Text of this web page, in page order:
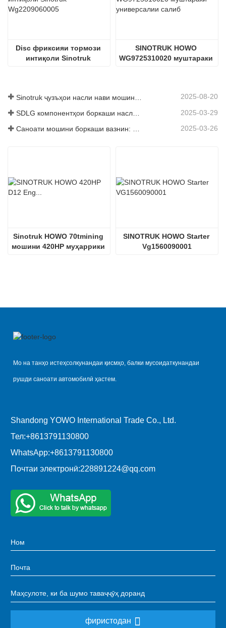
Disc фриксияи тормози
интиқоли Sinotruk
SINOTRUK HOWO
WG9725310020 муштараки
2025-08-20
2025-03-29
Саноати мошини боркаши вазнин: Энергетика ва содироти нав ҳамчун ронандагони дугоник, ки дар қисмҳои маҳаллӣ корхонаҳои худро суръат бахшанд 2025-03-26
Sinotruk HOWO 70tmining
мошини 420HP муҳаррики
SINOTRUK HOWO Starter
Vg1560090001
Мо на танҳо истеҳсолкунандаи қисмҳо, балки мусоидаткунандаи
рушди саноати автомобилӣ ҳастем.
Shandong YOWO International Trade Co., Ltd.
Тел:+8613791130800
WhatsApp:+8613791130800
Почтаи электронӣ:228891224@qq.com
фиристодан